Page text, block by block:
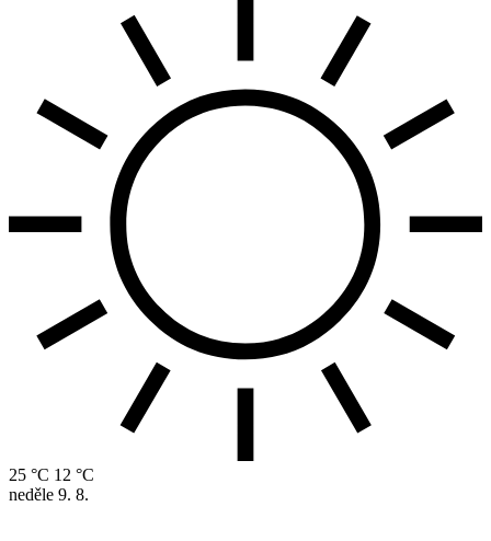
25 °C 12 °C
neděle 9. 8.